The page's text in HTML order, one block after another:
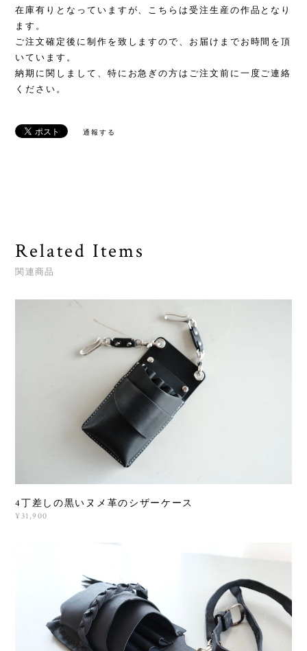
在庫有りとなっていますが、こちらは受注生産の作品となり
ます。
ご注文確定後に制作を致しますので、お届けまでお時間を頂
いています。
納期に関しまして、特にお急ぎの方はご注文前に一度ご連絡
ください。
通報する
Related Items
関連商品
4丁差しの黒いヌメ革のシザーケース
¥31,900